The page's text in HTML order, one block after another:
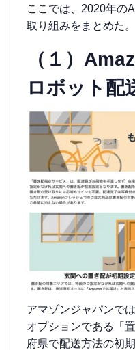
ここでは、2020年の
取り組みをまとめた。
（１）
ロボット配
アマゾンジャパンで
オプションである「
府県で配送方法の初